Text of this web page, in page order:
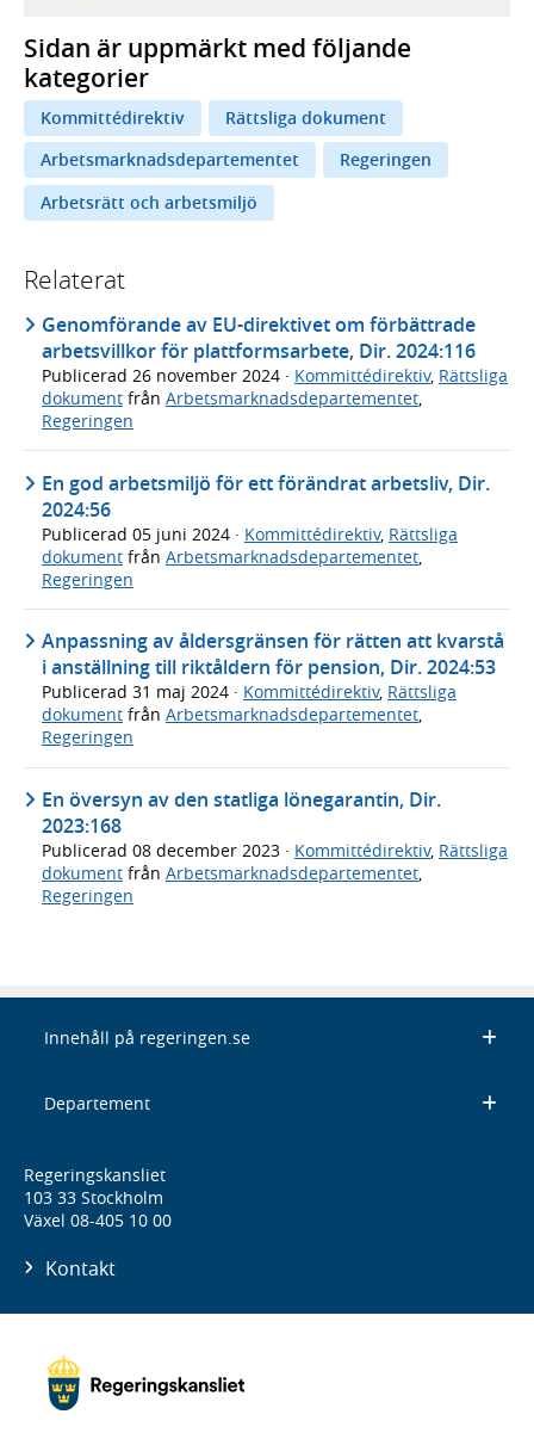
Sidan är uppmärkt med följande
kategorier
Kommittédirektiv
Rättsliga dokument
Arbetsmarknadsdepartementet
Regeringen
Arbetsrätt och arbetsmiljö
Relaterat
Genomförande av EU-direktivet om förbättrade
arbetsvillkor för plattformsarbete, Dir. 2024:116
Publicerad 26 november 2024 · Kommittédirektiv, Rättsliga
dokument från Arbetsmarknadsdepartementet,
Regeringen
En god arbetsmiljö för ett förändrat arbetsliv, Dir.
2024:56
Publicerad 05 juni 2024 · Kommittédirektiv, Rättsliga
dokument från Arbetsmarknadsdepartementet
Regeringen
Anpassning av åldersgränsen för rätten att kvarstå
i anställning till riktåldern för pension, Dir. 2024:53
Publicerad 31 maj 2024 · Kommittédirektiv, Rättsliga
dokument från Arbetsmarknadsdepartementet,
Regeringen
En översyn av den statliga lönegarantin, Dir.
2023:168
Publicerad 08 december 2023 · Kommittédirektiv, Rättsliga
dokument från Arbetsmarknadsdepartementet,
Regeringen
Innehåll på regeringen.se
Departement
Regeringskansliet
103 33 Stockholm
Växel 08-405 10 00
Kontakt